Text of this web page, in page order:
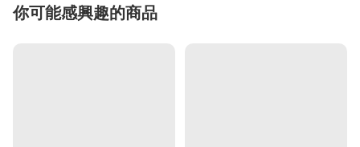
你可能感興趣的商品